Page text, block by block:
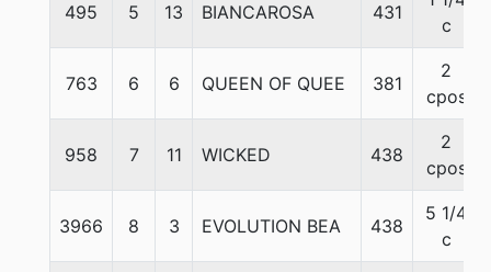
495 5 13 BIANCAROSA 431
c
763 6 6 QUEEN OF QUEE 381
2
cpos
958 7 11 WICKED 438
2
cpos
3966 8 3 EVOLUTION BEA 438
5 1/4
c